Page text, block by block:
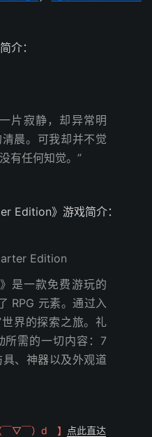
介：
片寂静，却异常明
晨。可我却并不觉
有任何知觉。”
Edition》游戏简介：
Edition
》是一款免费游玩的
RPG 元素。通过入
界的探索之旅。礼
所需的一切内容：7
、神器以及外观道
￣▽￣）d 】 点此直达